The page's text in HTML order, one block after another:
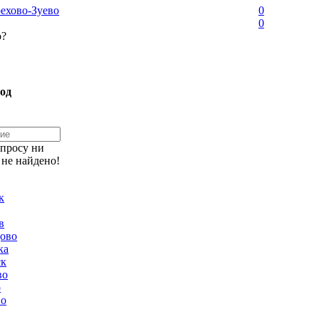
0
0
Зуево
ни
найдено!